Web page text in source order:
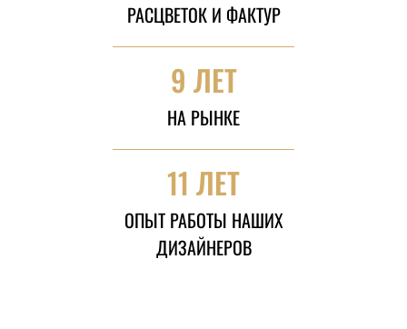
РАСЦВЕТОК И ФАКТУР
9 ЛЕТ
НА РЫНКЕ
11 ЛЕТ
ОПЫТ РАБОТЫ НАШИХ
ДИЗАЙНЕРОВ